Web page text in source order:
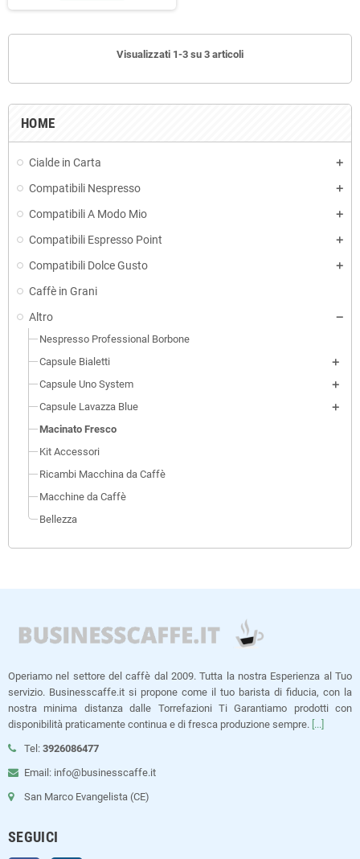
HOME
Cialde in Carta
Compatibili Nespresso
Compatibili A Modo Mio
Compatibili Espresso Point
Compatibili Dolce Gusto
Caffè in Grani
Altro
Nespresso Professional Borbone
Capsule Bialetti
Capsule Uno System
Capsule Lavazza Blue
Macinato Fresco
Kit Accessori
Ricambi Macchina da Caffè
Macchine da Caffè
Bellezza
Visualizzati 1-3 su 3 articoli
Operiamo nel settore del caffè dal 2009. Tutta la nostra Esperienza al Tuo
servizio. Businesscaffe.it si propone come il tuo barista di fiducia, con la
nostra minima distanza dalle Torrefazioni Ti Garantiamo prodotti con
disponibilità praticamente continua e di fresca produzione sempre. [...]
Tel: 3926086477
Email: info@businesscaffe.it
San Marco Evangelista (CE)
SEGUICI